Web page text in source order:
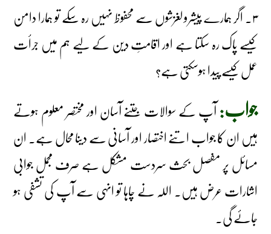
۳۔ اگر ہمارے پیشرو لغزشوں سے محفوظ نہیں رہ سکے تو ہمارا دامن
کیسے پاک رہ سکتا ہے اور اقامتِ دین کے لیے ہم میں جرأت
عمل کیسے پیدا ہوسکتی ہے؟
جواب:آپ کے سوالات جتنے آسان اور مختصر معلوم ہوتے
ہیں ان کا جواب اتنے اختصار اور آسانی سے دینا محال ہے۔ ان
مسائل پر مفصل بحث سردست مشکل ہے صرف مجمل جوابی
اشارات عرض ہیں۔ اللہ نے چاہا تو انہی سے آپ کی تشفی ہو
جائے گی۔